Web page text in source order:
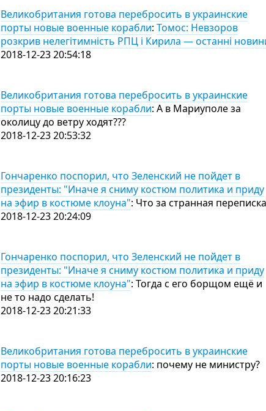
Великобритания готова перебросить в украинские
порты новые военные корабли: Томос: Невзоров
розкрив нелегітимність РПЦ і Кирила — останні
2018-12-23 20:54:18
Великобритания готова перебросить в украинские
порты новые военные корабли: А в Мариуполе за
околицу до ветру ходят???
2018-12-23 20:53:32
Гончаренко поспорил, что Зеленский не пойдет в
президенты: "Иначе я сниму костюм политика и приду
на эфир в костюме клоуна": Что за странная
2018-12-23 20:24:09
Гончаренко поспорил, что Зеленский не пойдет в
президенты: "Иначе я сниму костюм политика и приду
на эфир в костюме клоуна": Тогда с его борщом ещё и
не то надо сделать!
2018-12-23 20:21:33
Великобритания готова перебросить в украинские
порты новые военные корабли: почему не министру?
2018-12-23 20:16:23